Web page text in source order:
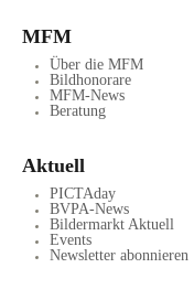
MFM
Über die MFM
Bildhonorare
MFM-News
Beratung
Aktuell
PICTAday
BVPA-News
Bildermarkt Aktuell
Events
Newsletter abonnieren